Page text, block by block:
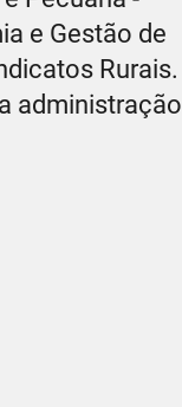
e Gestão de
Rurais.
administração